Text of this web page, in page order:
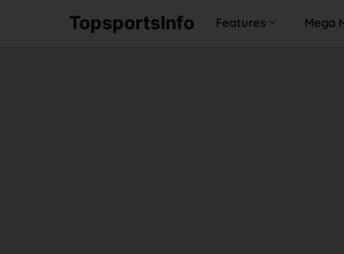
TopsportsInfo Features Mega